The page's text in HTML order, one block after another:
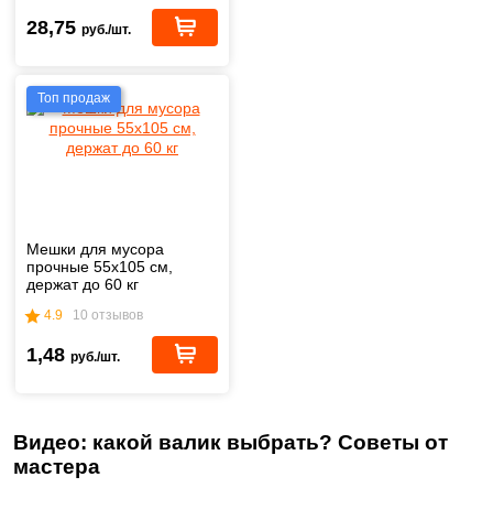
28,75 руб./шт.
Топ продаж
Мешки для мусора
прочные 55х105 см,
держат до 60 кг
4.9 10 отзывов
1,48 руб./шт.
Видео: какой валик выбрать? Советы от
мастера